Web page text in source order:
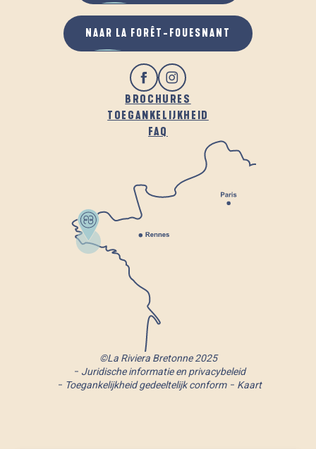
BROCHURES
TOEGANKELIJKHEID
FAQ
NAAR LA FORÊT-FOUESNANT
©La Riviera Bretonne 2025
Juridische informatie en privacybeleid
Toegankelijkheid gedeeltelijk conform
Kaart